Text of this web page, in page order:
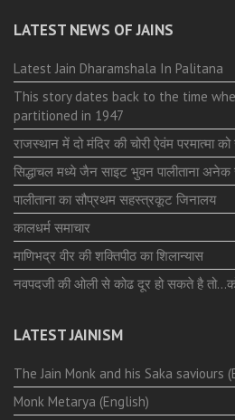
LATEST NEWS OF JAINS
Latest Jain Dharamshala In Palitana
This story dates back to the time
partitioned in 1947
राजस्थान में दो मंदिर की चोरी ऐवंम परमात्मा
सिद्धाचल मध्ये जैन साइट भुवन पालीताना अनेक
पालीताना का सौप्रथम सहस्त्रकूट जिनालय
कालधर्म समाचार
माणिभद्र वीर की शक्तिपीठ का शिलान्यास
नवपदजी की ओली से कोढ दूर हो सकते है
LATEST JAINISM
The Jain Monk and his Saka saviours
Monk Metarya (English)